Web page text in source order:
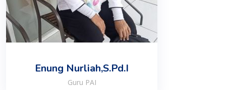
Enung Nurliah,S.Pd.I
Guru PAI